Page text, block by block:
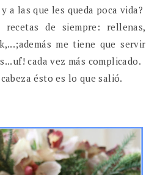
a las que les queda poca vida?
de siempre: rellenas,
me tiene que servir
cada vez más complicado.
ésto es lo que salió.